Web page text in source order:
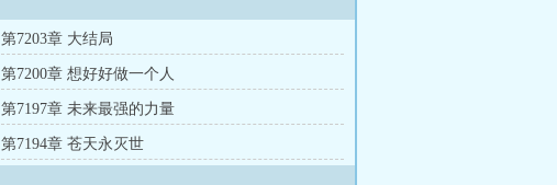
第7203章 大结局
第7200章 想好好做一个人
第7197章 未来最强的力量
第7194章 苍天永灭世